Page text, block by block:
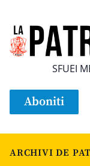
SFUEI
Aboniti
ARCHIVI DE